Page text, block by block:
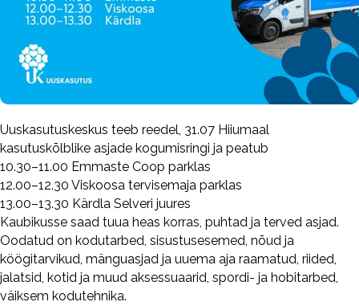
Uuskasutuskeskus teeb reedel, 31.07 Hiiumaal
kasutuskõlblike asjade kogumisringi ja peatub
10.30–11.00 Emmaste Coop parklas
12.00–12.30 Viskoosa tervisemaja parklas
13.00–13.30 Kärdla Selveri juures
Kaubikusse saad tuua heas korras, puhtad ja terved asjad.
Oodatud on kodutarbed, sisustusesemed, nõud ja
köögitarvikud, mänguasjad ja uuema aja raamatud, riided,
jalatsid, kotid ja muud aksessuaarid, spordi- ja hobitarbed,
väiksem kodutehnika.